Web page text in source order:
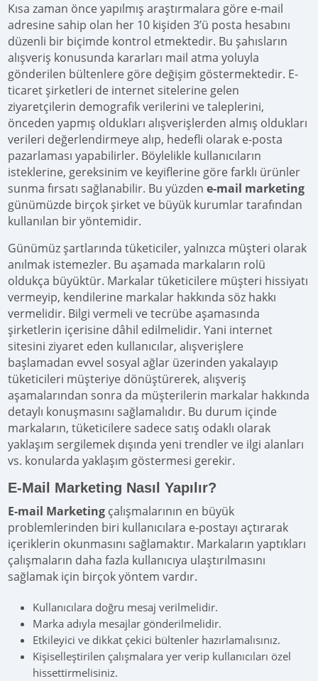
Kısa zaman önce yapılmış araştırmalara göre e-mail
adresine sahip olan her 10 kişiden 3’ü posta hesabını
düzenli bir biçimde kontrol etmektedir. Bu şahısların
alışveriş konusunda kararları mail atma yoluyla
gönderilen bültenlere göre değişim göstermektedir. E-
ticaret şirketleri de internet sitelerine gelen
ziyaretçilerin demografik verilerini ve taleplerini,
önceden yapmış oldukları alışverişlerden almış oldukları
verileri değerlendirmeye alıp, hedefli olarak e-posta
pazarlaması yapabilirler. Böylelikle kullanıcıların
isteklerine, gereksinim ve keyiflerine göre farklı ürünler
sunma fırsatı sağlanabilir. Bu yüzdene-mail marketing
günümüzde birçok şirket ve büyük kurumlar tarafından
kullanılan bir yöntemidir.
Günümüz şartlarında tüketiciler, yalnızca müşteri olarak
anılmak istemezler. Bu aşamada markaların rolü
oldukça büyüktür. Markalar tüketicilere müşteri hissiyatı
vermeyip, kendilerine markalar hakkında söz hakkı
vermelidir. Bilgi vermeli ve tecrübe aşamasında
şirketlerin içerisine dâhil edilmelidir. Yani internet
sitesini ziyaret eden kullanıcılar, alışverişlere
başlamadan evvel sosyal ağlar üzerinden yakalayıp
tüketicileri müşteriye dönüştürerek, alışveriş
aşamalarından sonra da müşterilerin markalar hakkında
detaylı konuşmasını sağlamalıdır. Bu durum içinde
markaların, tüketicilere sadece satış odaklı olarak
yaklaşım sergilemek dışında yeni trendler ve ilgi alanları
vs. konularda yaklaşım göstermesi gerekir.
E-Mail Marketing Nasıl Yapılır?
E-mail Marketing çalışmalarının en büyük
problemlerinden biri kullanıcılara e-postayı açtırarak
içeriklerin okunmasını sağlamaktır. Markaların yaptıkları
çalışmaların daha fazla kullanıcıya ulaştırılmasını
sağlamak için birçok yöntem vardır.
Kullanıcılara doğru mesaj verilmelidir.
Marka adıyla mesajlar gönderilmelidir.
Etkileyici ve dikkat çekici bültenler hazırlamalısınız.
Kişiselleştirilen çalışmalara yer verip kullanıcıları özel
hissettirmelisiniz.